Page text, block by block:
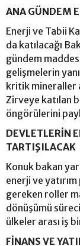
ANA GÜNDEM
Enerji ve Tabii
da katılacağı
gündem
gelişmelerin
kritik mineraller
Zirveye katılan
öngörülerini
DEVLETLERİN
TARTIŞILACAK
Konuk bakan
enerji ve
gereken roller
dönüşümü
ülkeler arası iş
FİNANS VE